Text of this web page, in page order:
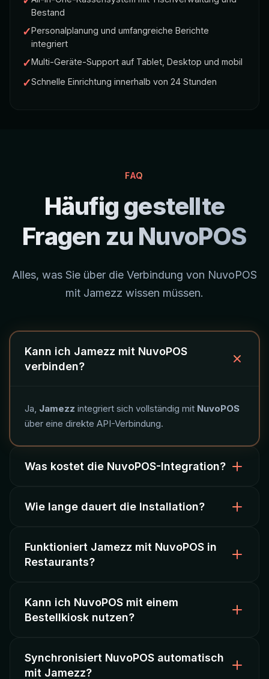
Bestand
✓Personalplanung und umfangreiche Berichte
integriert
✓Multi-Geräte-Support auf Tablet, Desktop und mobil
✓Schnelle Einrichtung innerhalb von 24 Stunden
FAQ
Häufig gestellte
Fragen zu NuvoPOS
Alles, was Sie über die Verbindung von NuvoPOS
mit Jamezz wissen müssen.
Kann ich Jamezz mit NuvoPOS
verbinden?
Ja, Jamezz integriert sich vollständig mit NuvoPOS
über eine direkte API-Verbindung.
Was kostet die NuvoPOS-Integration?
Die Integration ist imJamezz-Abonnement
Wie lange dauert die Installation?
Die Einrichtung dauert ca. 24 Stunden. Menü,
Tische und Bestand werden automatisch
Funktioniert Jamezz mit NuvoPOS in
Restaurants?
Ja, Jamezz funktioniert mit NuvoPOS in
Restaurants, Cafés, Bars
Kann ich NuvoPOS mit einem
Bestellkiosk nutzen?
Ja, JamezzBestellkioskefunktionieren perfekt mit
NuvoPOS. Bestellungen gehen direkt an Ihre Kasse.
Synchronisiert NuvoPOS automatisch
mit Jamezz?